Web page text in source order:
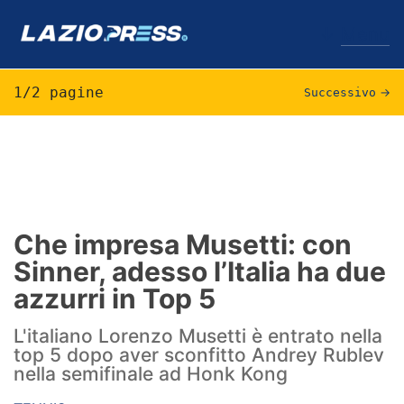
Formello
Infortuni
Primavera
Calciomercato
1/2 pagine Successivo →
Che impresa Musetti: con
Sinner, adesso l’Italia ha due
azzurri in Top 5
L'italiano Lorenzo Musetti è entrato nella
top 5 dopo aver sconfitto Andrey Rublev
nella semifinale ad Honk Kong